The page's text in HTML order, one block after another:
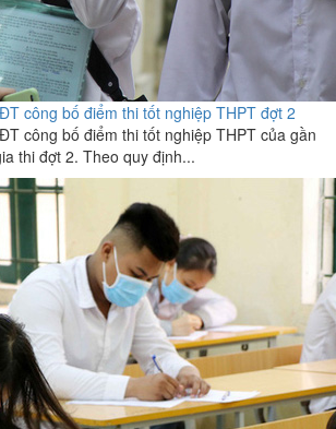
công bố điểm thi tốt nghiệp THPT đợt 2
công bố điểm thi tốt nghiệp THPT của gần
thi đợt 2. Theo quy định...